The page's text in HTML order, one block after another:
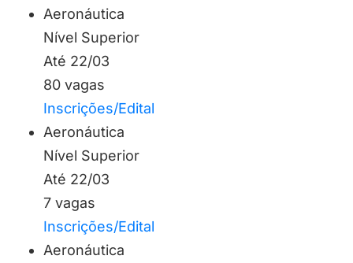
Aeronáutica
Nível Superior
Até 22/03
80 vagas
Inscrições/Edital
Aeronáutica
Nível Superior
Até 22/03
7 vagas
Inscrições/Edital
Aeronáutica